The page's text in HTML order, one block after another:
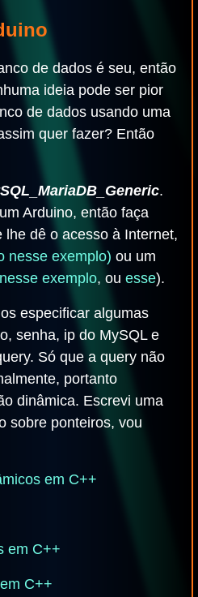
de dados é seu, então
ideia pode ser pior
de dados usando uma
quer fazer? Então
.
Arduino, então faça
lhe dê o acesso à Internet,
nesse exemplo) ou um
nesse exemplo, ou esse).
especificar algumas
senha, ip do MySQL e
Só que a query não
portanto
dinâmica. Escrevi uma
sobre ponteiros, vou
em C++
em C++
C++